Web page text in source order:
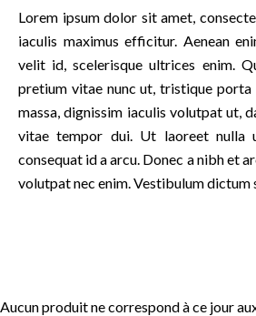
Lorem ipsum dolor sit amet,
iaculis maximus efficitur. Aenean
velit id, scelerisque ultrices enim.
pretium vitae nunc ut, tristique porta
massa, dignissim iaculis volutpat ut,
vitae tempor dui. Ut laoreet nulla
consequat id a arcu. Donec a nibh et
volutpat nec enim. Vestibulum dictum
Aucun produit ne correspond à ce jour